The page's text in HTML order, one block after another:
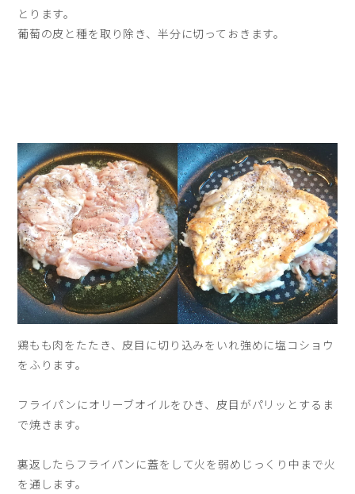
とります。
葡萄の皮と種を取り除き、半分に切っておきます。
鶏もも肉をたたき、皮目に切り込みをいれ強めに塩コショウ
をふります。
フライパンにオリーブオイルをひき、皮目がパリッとするま
で焼きます。
裏返したらフライパンに蓋をして火を弱めじっくり中まで火
を通します。